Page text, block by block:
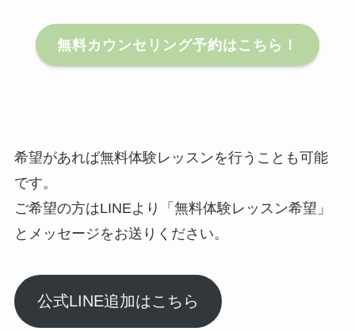
無料カウンセリング予約はこちら！
希望があれば無料体験レッスンを行うことも可能
です。
ご希望の方はLINEより「無料体験レッスン希望」
とメッセージをお送りください。
公式LINE追加はこちら